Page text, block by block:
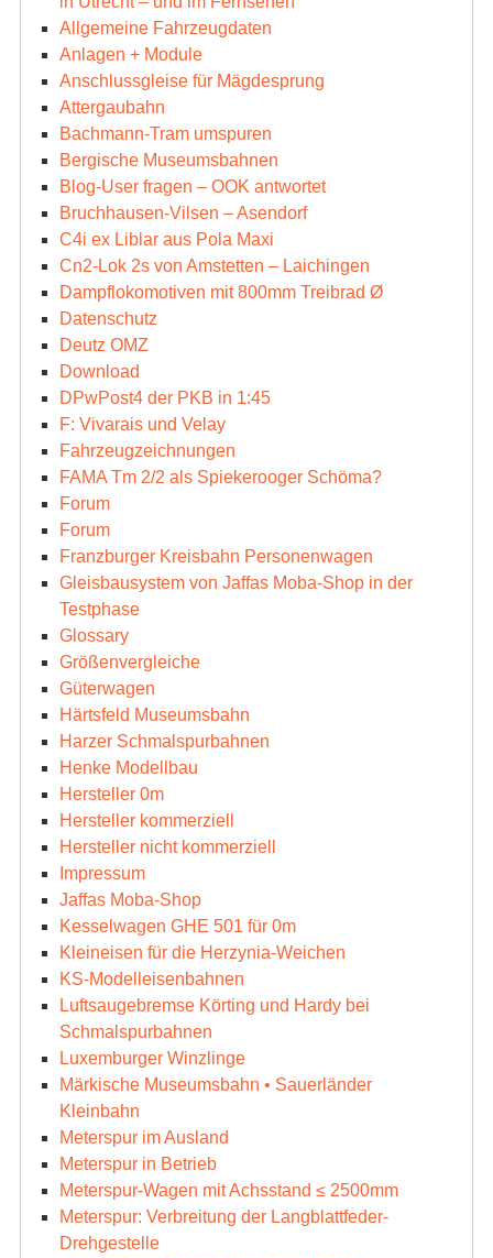
Allgemeine Fahrzeugdaten
Anlagen + Module
Anschlussgleise für Mägdesprung
Attergaubahn
Bachmann-Tram umspuren
Bergische Museumsbahnen
Blog-User fragen – OOK antwortet
Bruchhausen-Vilsen – Asendorf
C4i ex Liblar aus Pola Maxi
Cn2-Lok 2s von Amstetten – Laichingen
Dampflokomotiven mit 800mm Treibrad Ø
Datenschutz
Deutz OMZ
Download
DPwPost4 der PKB in 1:45
F: Vivarais und Velay
Fahrzeugzeichnungen
FAMA Tm 2/2 als Spiekerooger Schöma?
Forum
Forum
Franzburger Kreisbahn Personenwagen
Gleisbausystem von Jaffas Moba-Shop in der
Testphase
Glossary
Größenvergleiche
Güterwagen
Härtsfeld Museumsbahn
Harzer Schmalspurbahnen
Henke Modellbau
Hersteller 0m
Hersteller kommerziell
Hersteller nicht kommerziell
Impressum
Jaffas Moba-Shop
Kesselwagen GHE 501 für 0m
Kleineisen für die Herzynia-Weichen
KS-Modelleisenbahnen
Luftsaugebremse Körting und Hardy bei
Schmalspurbahnen
Luxemburger Winzlinge
Märkische Museumsbahn • Sauerländer
Kleinbahn
Meterspur im Ausland
Meterspur in Betrieb
Meterspur-Wagen mit Achsstand ≤ 2500mm
Meterspur: Verbreitung der Langblattfeder-
Drehgestelle